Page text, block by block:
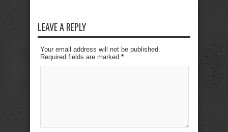
LEAVE A REPLY
Your email address will not be published.
Required fields are marked *